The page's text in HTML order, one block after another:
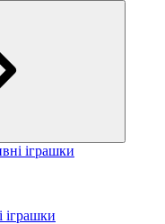
іграшки
іграшки